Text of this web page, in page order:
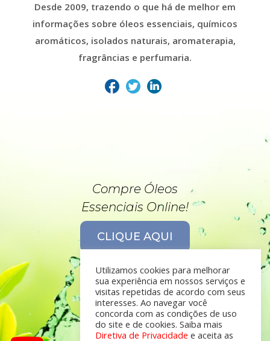
Desde 2009, trazendo o que há de melhor em
informações sobre óleos essenciais, químicos
aromáticos, isolados naturais, aromaterapia,
fragrâncias e perfumaria.
Compre Óleos
Essenciais Online!
CLIQUE AQUI
Utilizamos cookies para melhorar
sua experiência em nossos serviços e
visitas repetidas de acordo com seus
interesses. Ao navegar você
concorda com as condições de uso
do site e de cookies. Saiba mais
Diretiva de Privacidade e aceita as